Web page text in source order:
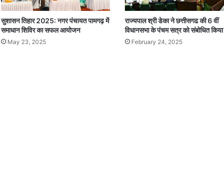
'
पो
सुशासन तिहार 2025: नगर पंचायत पामगढ़ में
समाधान शिविर का सफल आयोजन
May 23, 2025
राज्यपाल श्री डेका ने छत्तीसगढ की 6 वीं
विधानसभा के पंचम सत्र को संबोधित किया
February 24, 2025